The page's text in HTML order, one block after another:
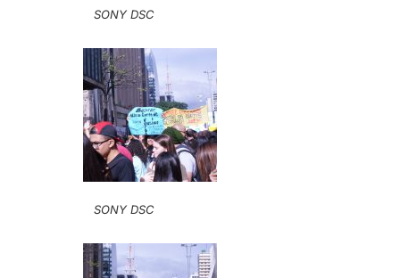
SONY DSC
SONY DSC